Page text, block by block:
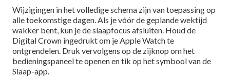
Wijzigingen in het volledige schema zijn van toepassing op
alle toekomstige dagen. Als je vóór de geplande wektijd
wakker bent, kun je de slaapfocus afsluiten. Houd de
Digital Crown ingedrukt om je Apple Watch te
ontgrendelen. Druk vervolgens op de zijknop om het
bedieningspaneel te openen en tik op het symbool van de
Slaap-app.